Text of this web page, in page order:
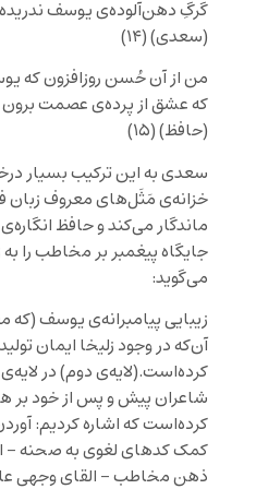
گرگِ دهن‌آلوده‌ی یوسف ندریده
(سعدی) (۱۴)
من از آن حُسن روزافزون که
که عشق از پرده‌ی عصمت برون
(حافظ) (۱۵)
سعدی به این ترکیب بسیار
خزانه‌ی مَثَل‌های معروف زبان
ماندگار می‌کند و حافظ
جایگاه پیغمبر بر مخاطب را
می‌گوید:
زیبایی پیامبرانه‌ی یوسف (که
آن‌که در وجود زلیخا ایمان
کرده‌است.(لایه‌ی دوم) در
شاعران پیش و پس از خود
کرده‌است که اشاره کردیم:
کمک کدهای لغوی به صحنه –
ذهن مخاطب – القای وجهی